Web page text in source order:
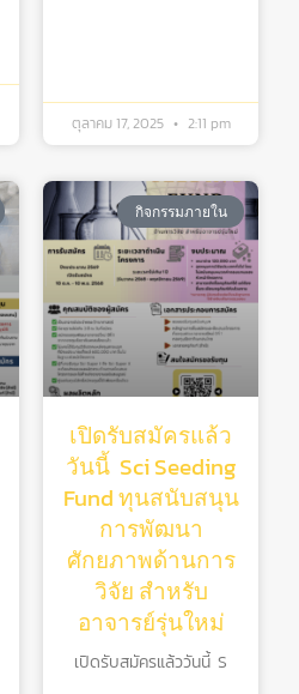
ตุลาคม 17, 2025 2:11 pm
กิจกรรมภายใน
เปิดรับสมัครแล้ว
วันนี้ Sci Seeding
Fund ทุนสนับสนุน
การพัฒนา
ศักยภาพด้านการ
วิจัย สําหรับ
อาจารย์รุ่นใหม่
เปิดรับสมัครแล้ววันนี้ S